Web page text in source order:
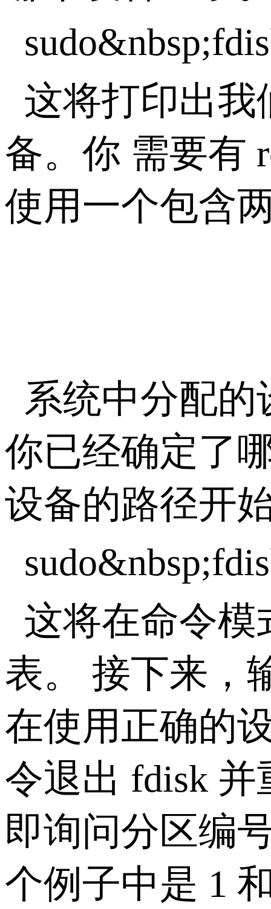
这将打印出我
备。你 需要有
使用一个包含
系统中分配的
你已经确定了
设备的路径开
这将在命令模
表。 接下来，
在使用正确的
令退出 fdisk
即询问分区编
个例子中是 1